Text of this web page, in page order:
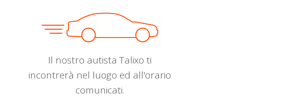
Il nostro autista Talixo ti
incontrerà nel luogo ed all'orario
comunicati.